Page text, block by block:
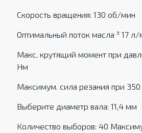
Скорость вращения: 130 об/мин
Оптимальный поток масла ³ 17
Макс. крутящий момент при
Нм
Максимум. сила резания при
Выберите диаметр вала: 11,4 мм
Количество выборов: 40